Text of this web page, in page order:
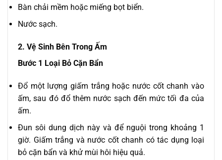
Bàn chải mềm hoặc miếng bọt biển.
Nước sạch.
2. Vệ Sinh Bên Trong Ấm
Bước 1 Loại Bỏ Cặn Bẩn
Đổ một lượng giấm trắng hoặc nước cốt chanh vào
ấm, sau đó đổ thêm nước sạch đến mức tối đa của
ấm.
Đun sôi dung dịch này và để nguội trong khoảng 1
giờ. Giấm trắng và nước cốt chanh có tác dụng loại
bỏ cặn bẩn và khử mùi hôi hiệu quả.